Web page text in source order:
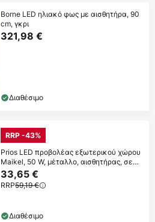
Borne LED ηλιακό φως με αισθητήρα, 90
cm, γκρι
321,98 €
Διαθέσιμο
RRP -43%
Prios LED προβολέας εξωτερικού χώρου
Maikel, 50 W, μέταλλο, αισθητήρας, σετ
2
33,65 €
RRP59,19 €
Διαθέσιμο